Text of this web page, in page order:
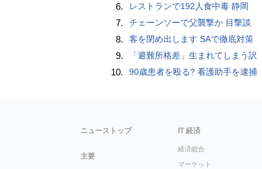
6. レストランで192人食中毒 静岡
7. チェーンソーで父襲撃か 目撃談
8. 客を閉め出します SAで徹底対策
9. 「避難所格差」生まれてしまう訳
10. 90歳患者を殴る? 看護助手を逮捕
ニューストップ
主要
IT 経済
経済総合
マーケット